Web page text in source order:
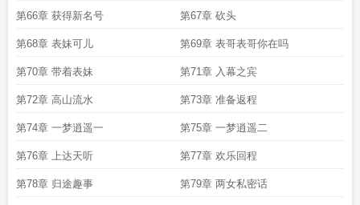
第66章 获得新名号 第67章 砍头
第68章 表妹可儿 第69章 表哥表哥你在吗
第70章 带着表妹 第71章 入幕之宾
第72章 高山流水 第73章 准备返程
第74章 一梦逍遥一 第75章 一梦逍遥二
第76章 上达天听 第77章 欢乐回程
第78章 归途趣事 第79章 两女私密话